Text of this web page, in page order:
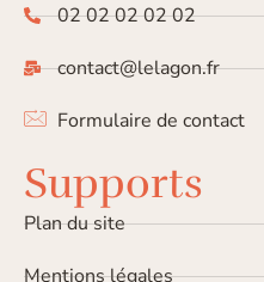
02 02 02 02 02
contact@lelagon.fr
Formulaire de contact
Supports
Plan du site
Mentions légales